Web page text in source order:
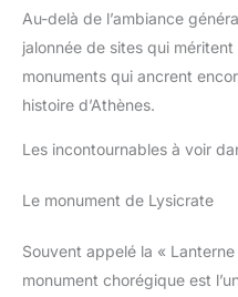
Au-delà de l’ambiance
jalonnée de sites qui
monuments qui ancrent
histoire d’Athènes.
Les incontournables à voir
Le monument de Lysicrate
Souvent appelé la «
monument chorégique est